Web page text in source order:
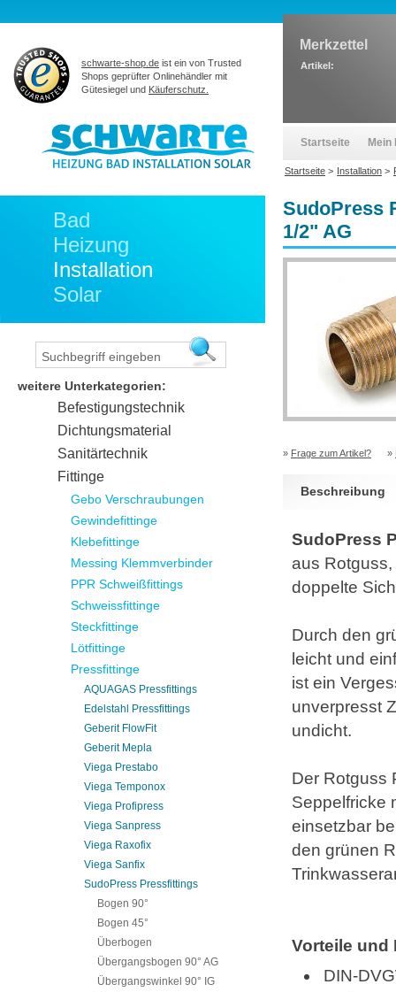
SudoPress
1/2" AG
» Frage zum Artikel? »
Beschreibung
SudoPress
aus
doppelte
Durch den
leicht und
ist ein
unverpresst
undicht.
Der Rotguss
Seppelfricke
einsetzbar
den grünen
Vorteile und
DIN-
Bad
Heizung
Installation
Solar
weitere Unterkategorien:
Befestigungstechnik
Dichtungsmaterial
Sanitärtechnik
Fittinge
Gebo Verschraubungen
Gewindefittinge
Klebefittinge
Messing Klemmverbinder
PPR Schweißfittings
Schweissfittinge
Steckfittinge
Lötfittinge
Pressfittinge
AQUAGAS Pressfittings
Edelstahl Pressfittings
Geberit FlowFit
Geberit Mepla
Viega Prestabo
Viega Temponox
Viega Profipress
Viega Sanpress
Viega Raxofix
Viega Sanfix
SudoPress Pressfittings
Bogen 90°
Bogen 45°
Überbogen
Übergangsbogen 90° AG
Übergangswinkel 90° IG
schwarte-shop.de ist ein von Trusted
Shops geprüfter Onlinehändler mit
Gütesiegel und Käuferschutz.
Merkzettel
Artikel:
Startseite Mein
Startseite > Installation >